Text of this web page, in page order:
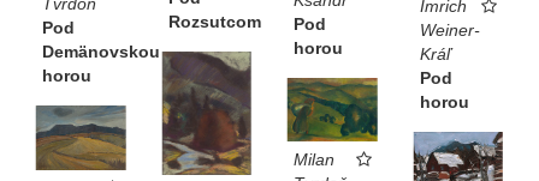
Rozsutcom
Imrich
Weiner-
Kráľ
Pod
horou
Pod
horou
Tvrdoň
Pod
Demänovskou
horou
Milan